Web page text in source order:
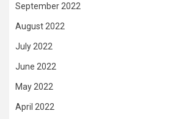
September 2022
August 2022
July 2022
June 2022
May 2022
April 2022